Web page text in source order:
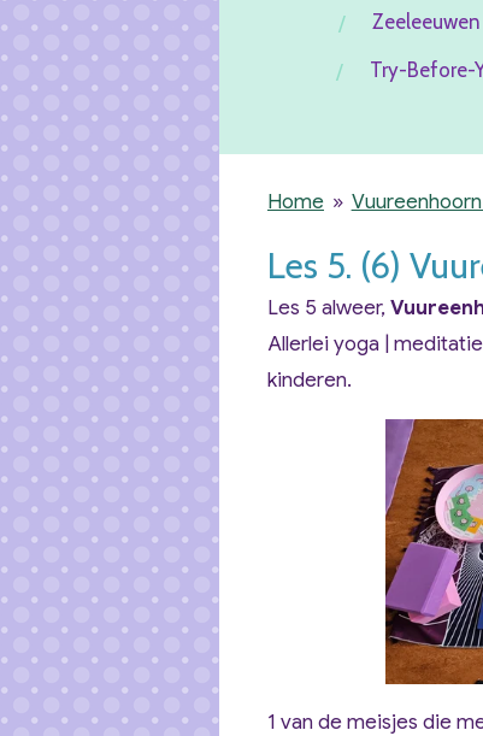
Zeeleeuwen
Try-Before-
Home »
Les 5. (6)
Les 5 alweer,
Allerlei yoga |
kinderen.
1 van de meisjes die